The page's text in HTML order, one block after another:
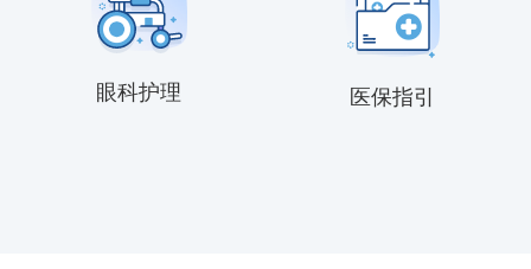
眼科护理 医保指引